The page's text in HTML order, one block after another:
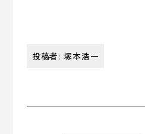
投稿者: 塚本浩一